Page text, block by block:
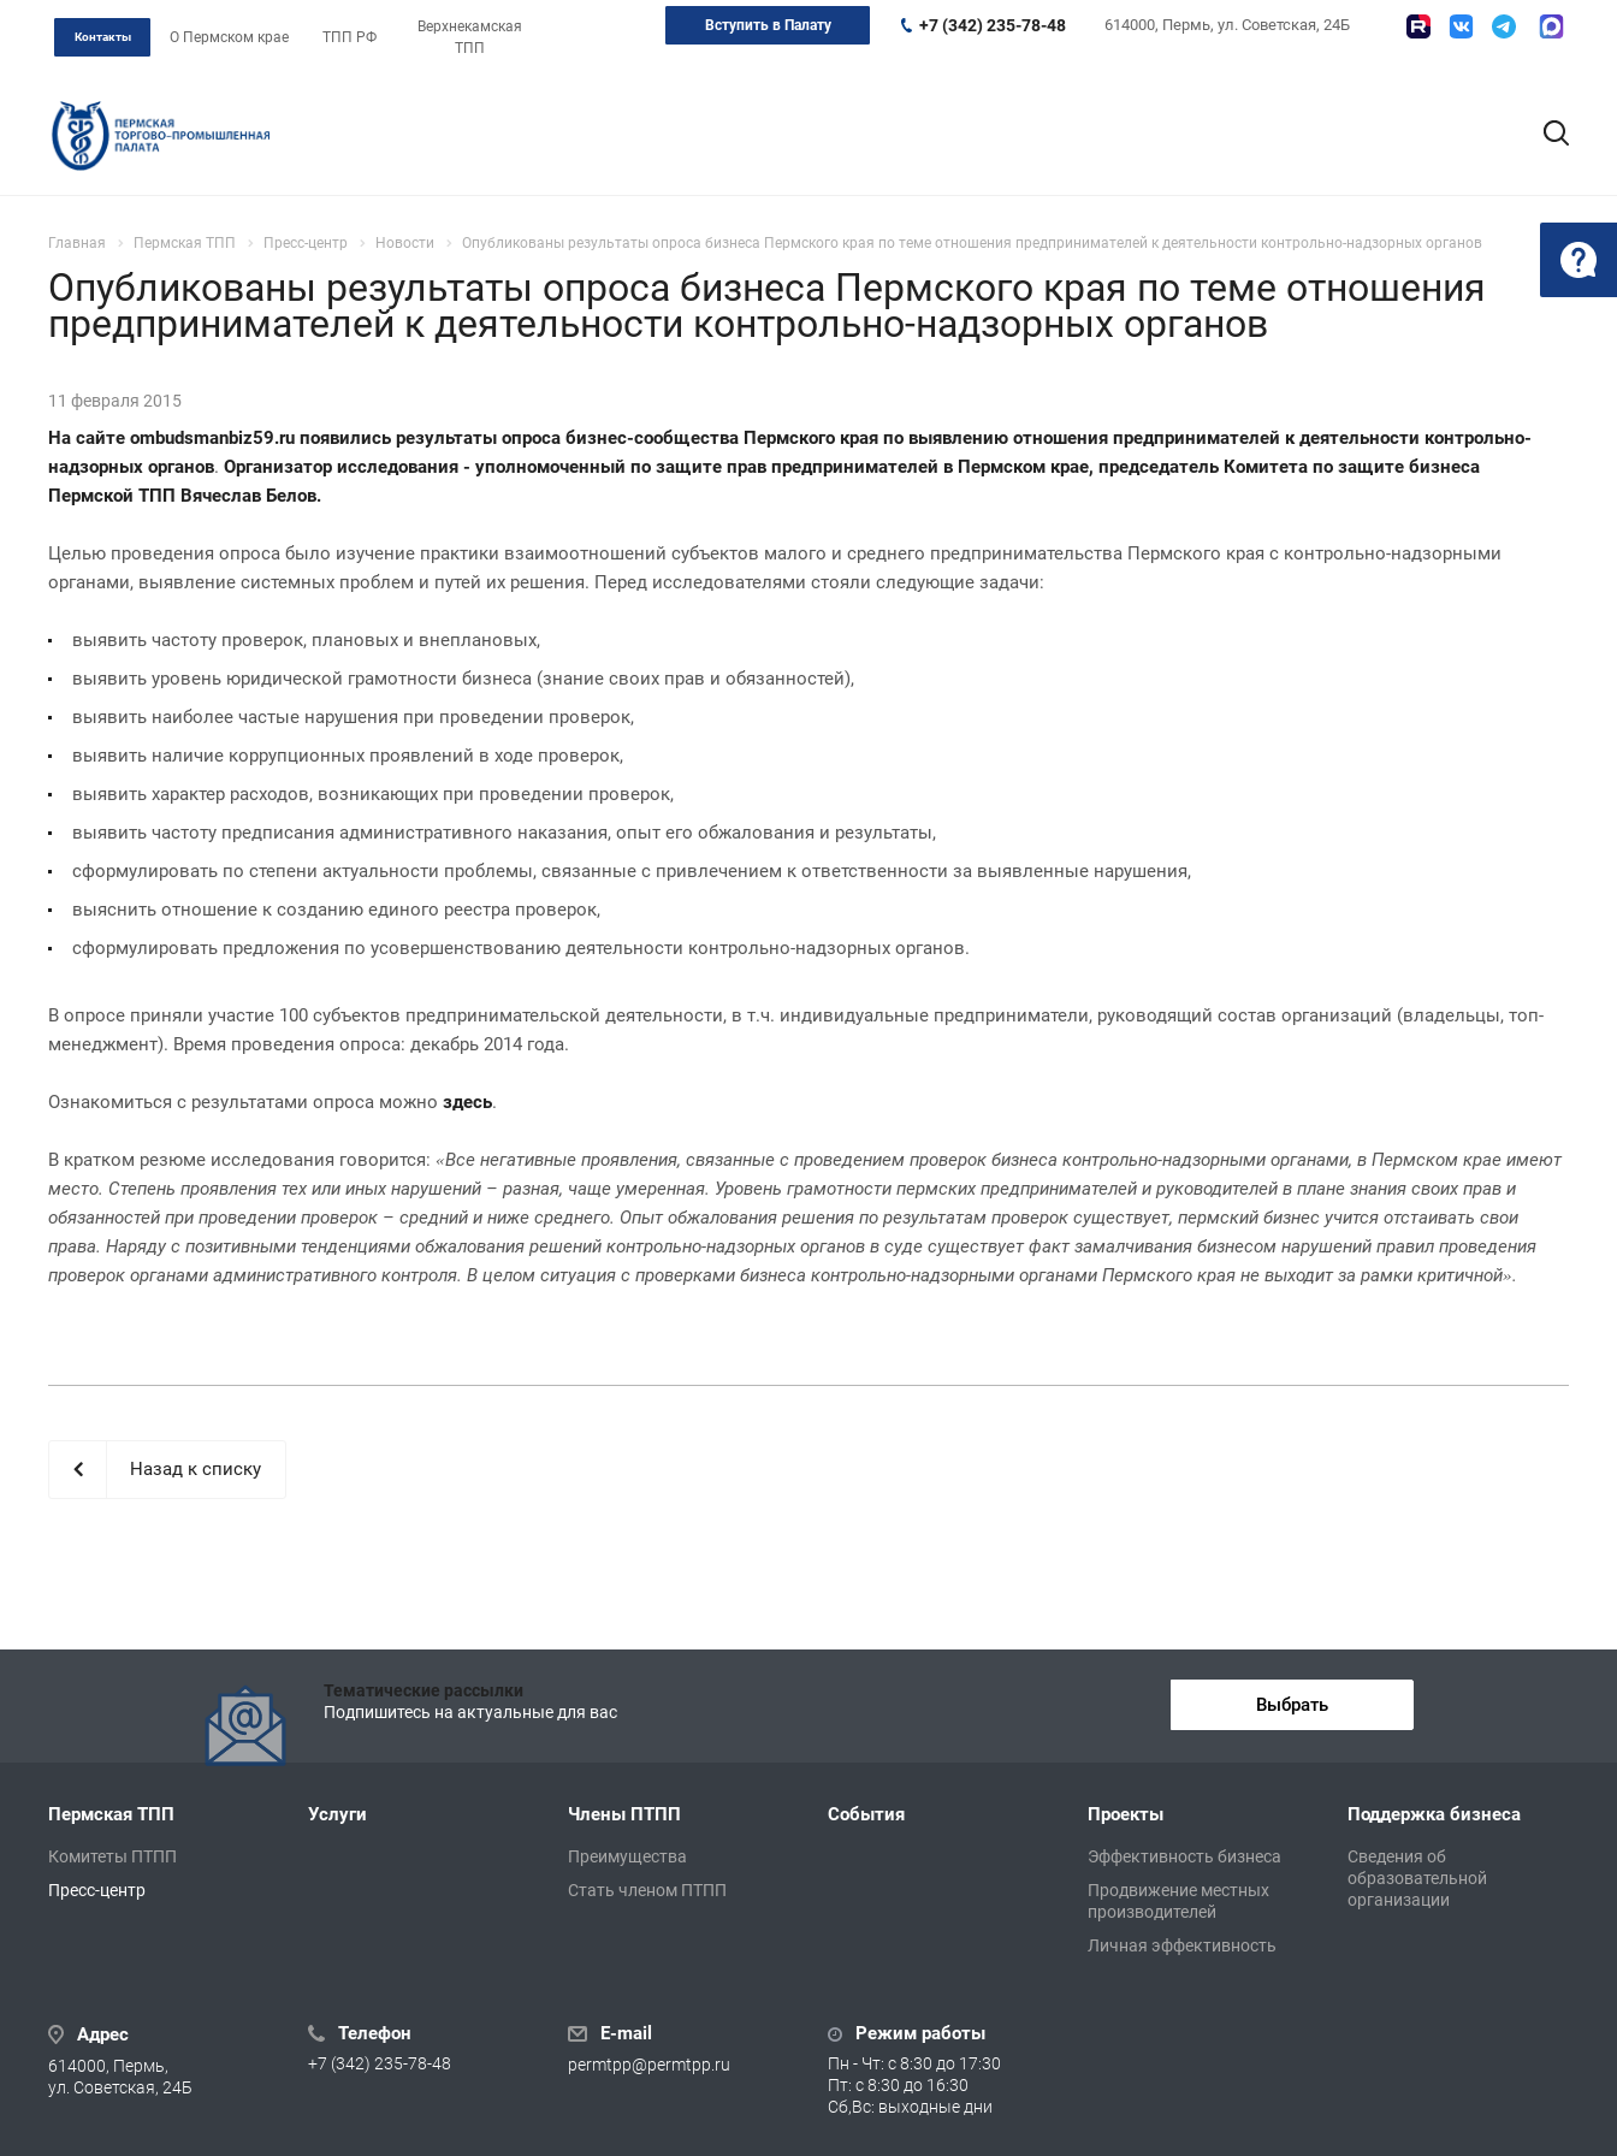
Контакты О Пермском крае ТПП РФ
Верхнекамская
ТПП
614000, Пермь, ул. Советская, 24Б
+7 (342) 235-78-48
Вступить в Палату
Главная Пермская ТПП Пресс-центр Новости Опубликованы результаты опроса бизнеса Пермского края по теме отношения предпринимателей к деятельности контрольно-надзорных органов
Опубликованы результаты опроса бизнеса Пермского края по теме отношения
предпринимателей к деятельности контрольно-надзорных органов
11 февраля 2015
На сайте ombudsmanbiz59.ru появились результаты опроса бизнес-сообщества Пермского края по выявлению отношения предпринимателей к деятельности контрольно-
надзорных органов. Организатор исследования - уполномоченный по защите прав предпринимателей в Пермском крае, председатель Комитета по защите бизнеса
Пермской ТПП Вячеслав Белов.
Целью проведения опроса было изучение практики взаимоотношений субъектов малого и среднего предпринимательства Пермского края с контрольно-надзорными
органами, выявление системных проблем и путей их решения. Перед исследователями стояли следующие задачи:
выявить частоту проверок, плановых и внеплановых,
выявить уровень юридической грамотности бизнеса (знание своих прав и обязанностей),
выявить наиболее частые нарушения при проведении проверок,
выявить наличие коррупционных проявлений в ходе проверок,
выявить характер расходов, возникающих при проведении проверок,
выявить частоту предписания административного наказания, опыт его обжалования и результаты,
сформулировать по степени актуальности проблемы, связанные с привлечением к ответственности за выявленные нарушения,
выяснить отношение к созданию единого реестра проверок,
сформулировать предложения по усовершенствованию деятельности контрольно-надзорных органов.
В опросе приняли участие 100 субъектов предпринимательской деятельности, в т.ч. индивидуальные предприниматели, руководящий состав организаций (владельцы, топ-
менеджмент). Время проведения опроса: декабрь 2014 года.
Ознакомиться с результатами опроса можно здесь.
В кратком резюме исследования говорится: «Все негативные проявления, связанные с проведением проверок бизнеса контрольно-надзорными органами, в Пермском крае имеют
место. Степень проявления тех или иных нарушений – разная, чаще умеренная. Уровень грамотности пермских предпринимателей и руководителей в плане знания своих прав и
обязанностей при проведении проверок – средний и ниже среднего. Опыт обжалования решения по результатам проверок существует, пермский бизнес учится отстаивать свои
права. Наряду с позитивными тенденциями обжалования решений контрольно-надзорных органов в суде существует факт замалчивания бизнесом нарушений правил проведения
проверок органами административного контроля. В целом ситуация с проверками бизнеса контрольно-надзорными органами Пермского края не выходит за рамки критичной».
Назад к списку
Тематические рассылки
Подпишитесь на актуальные для вас
Выбрать
Пермская ТПП
Комитеты ПТПП
Пресс-центр
Услуги Члены ПТПП
Преимущества
Стать членом ПТПП
События Проекты
Эффективность бизнеса
Продвижение местных
производителей
Личная эффективность
Поддержка бизнеса
Сведения об
образовательной
организации
Адрес
614000, Пермь,
ул. Советская, 24Б
Телефон
+7 (342) 235-78-48
E-mail
permtpp@permtpp.ru
Режим работы
Пн - Чт: с 8:30 до 17:30
Пт: с 8:30 до 16:30
Сб,Вс: выходные дни